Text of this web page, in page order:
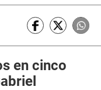
en cinco